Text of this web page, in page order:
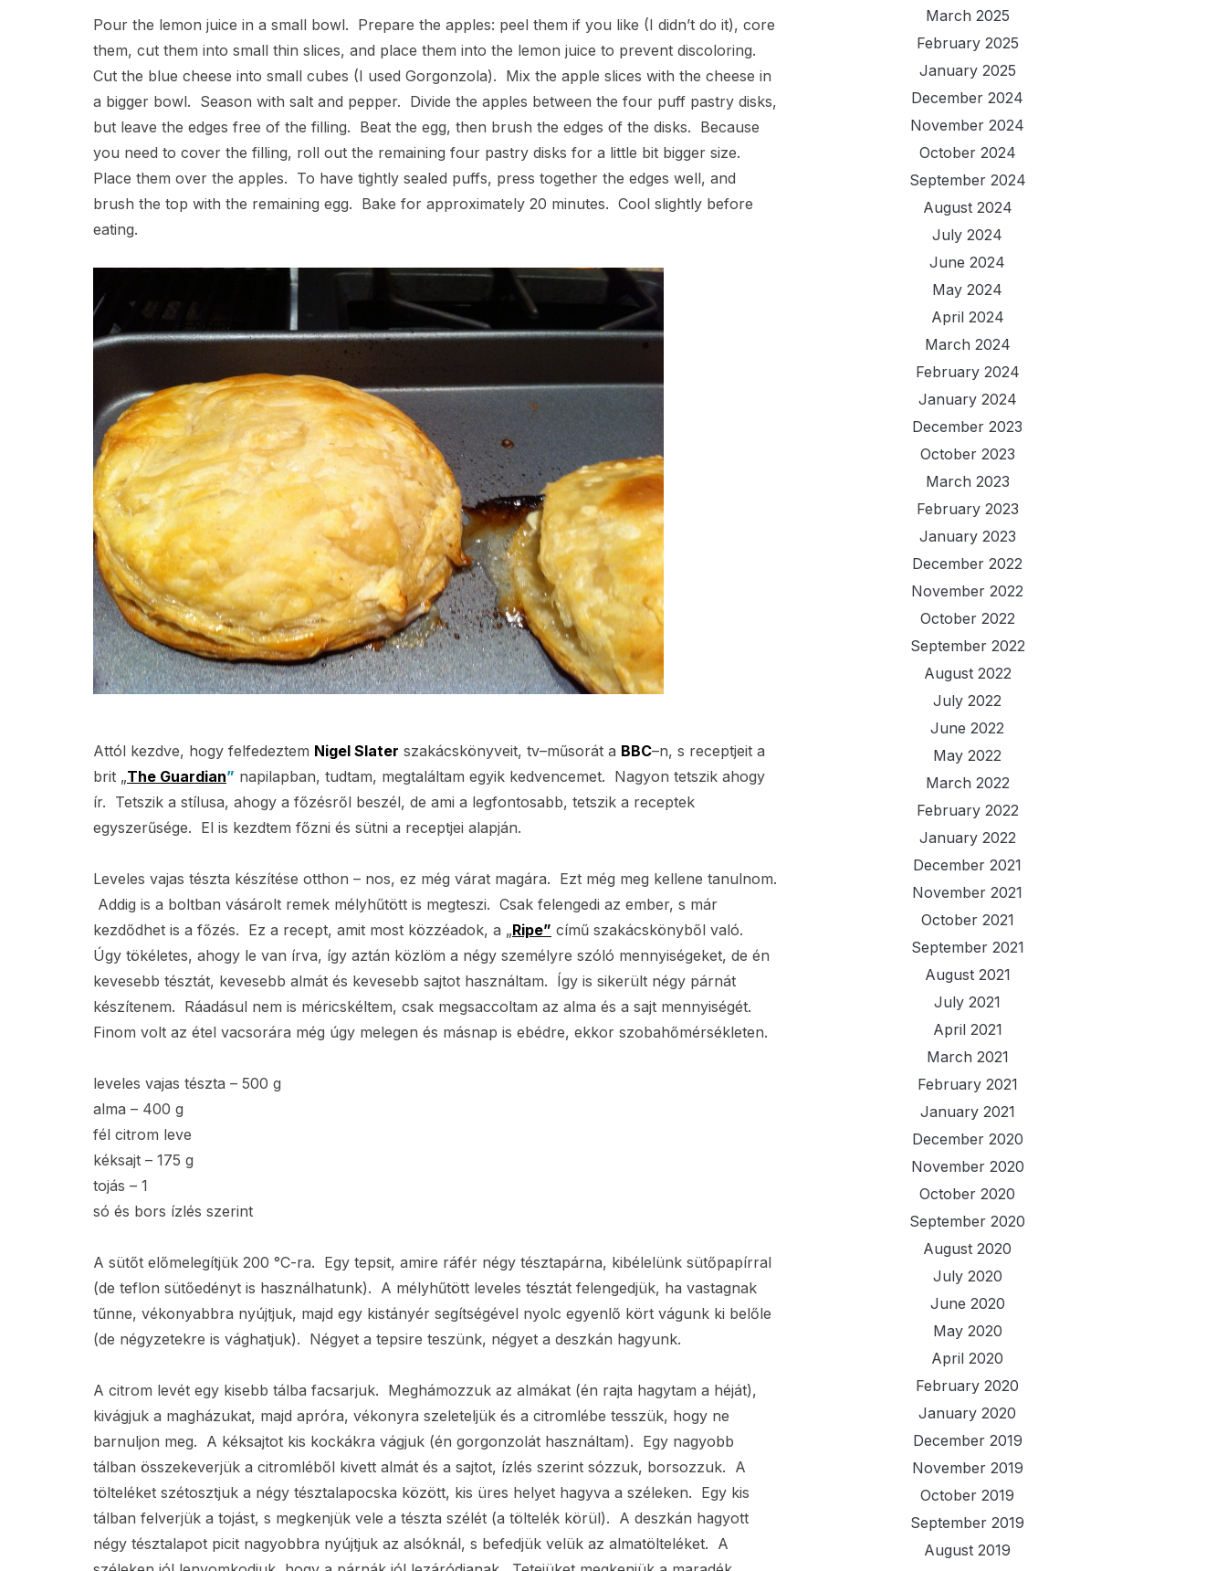
Pour the lemon juice in a small bowl. Prepare the apples: peel them if you like (I didn’t do it), core
them, cut them into small thin slices, and place them into the lemon juice to prevent discoloring.
Cut the blue cheese into small cubes (I used Gorgonzola). Mix the apple slices with the cheese in
a bigger bowl. Season with salt and pepper. Divide the apples between the four puff pastry disks,
but leave the edges free of the filling. Beat the egg, then brush the edges of the disks. Because
you need to cover the filling, roll out the remaining four pastry disks for a little bit bigger size.
Place them over the apples. To have tightly sealed puffs, press together the edges well, and
brush the top with the remaining egg. Bake for approximately 20 minutes. Cool slightly before
eating.
Attól kezdve, hogy felfedeztem Nigel Slater szakácskönyveit, tv–műsorát a BBC–n, s receptjeit a
brit „The Guardian” napilapban, tudtam, megtaláltam egyik kedvencemet. Nagyon tetszik ahogy
ír. Tetszik a stílusa, ahogy a főzésről beszél, de ami a legfontosabb, tetszik a receptek
egyszerűsége. El is kezdtem főzni és sütni a receptjei alapján.
Leveles vajas tészta készítése otthon – nos, ez még várat magára. Ezt még meg kellene tanulnom.
Addig is a boltban vásárolt remek mélyhűtött is megteszi. Csak felengedi az ember, s már
kezdődhet is a főzés. Ez a recept, amit most közzéadok, a „Ripe” című szakácskönyből való.
Úgy tökéletes, ahogy le van írva, így aztán közlöm a négy személyre szóló mennyiségeket, de én
kevesebb tésztát, kevesebb almát és kevesebb sajtot használtam. Így is sikerült négy párnát
készítenem. Ráadásul nem is méricskéltem, csak megsaccoltam az alma és a sajt mennyiségét.
Finom volt az étel vacsorára még úgy melegen és másnap is ebédre, ekkor szobahőmérsékleten.
leveles vajas tészta – 500 g
alma – 400 g
fél citrom leve
kéksajt – 175 g
tojás – 1
só és bors ízlés szerint
A sütőt előmelegítjük 200 °C-ra. Egy tepsit, amire ráfér négy tésztapárna, kibélelünk sütőpapírral
(de teflon sütőedényt is használhatunk). A mélyhűtött leveles tésztát felengedjük, ha vastagnak
tűnne, vékonyabbra nyújtjuk, majd egy kistányér segítségével nyolc egyenlő kört vágunk ki belőle
(de négyzetekre is vághatjuk). Négyet a tepsire teszünk, négyet a deszkán hagyunk.
A citrom levét egy kisebb tálba facsarjuk. Meghámozzuk az almákat (én rajta hagytam a héját),
kivágjuk a magházukat, majd apróra, vékonyra szeleteljük és a citromlébe tesszük, hogy ne
barnuljon meg. A kéksajtot kis kockákra vágjuk (én gorgonzolát használtam). Egy nagyobb
tálban összekeverjük a citromléből kivett almát és a sajtot, ízlés szerint sózzuk, borsozzuk. A
tölteléket szétosztjuk a négy tésztalapocska között, kis üres helyet hagyva a széleken. Egy kis
tálban felverjük a tojást, s megkenjük vele a tészta szélét (a töltelék körül). A deszkán hagyott
négy tésztalapot picit nagyobbra nyújtjuk az alsóknál, s befedjük velük az almatölteléket. A
March 2025
February 2025
January 2025
December 2024
November 2024
October 2024
September 2024
August 2024
July 2024
June 2024
May 2024
April 2024
March 2024
February 2024
January 2024
December 2023
October 2023
March 2023
February 2023
January 2023
December 2022
November 2022
October 2022
September 2022
August 2022
July 2022
June 2022
May 2022
March 2022
February 2022
January 2022
December 2021
November 2021
October 2021
September 2021
August 2021
July 2021
April 2021
March 2021
February 2021
January 2021
December 2020
November 2020
October 2020
September 2020
August 2020
July 2020
June 2020
May 2020
April 2020
February 2020
January 2020
December 2019
November 2019
October 2019
September 2019
August 2019